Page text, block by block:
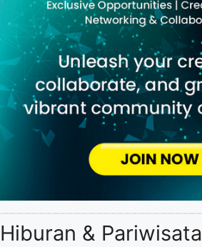
Hiburan & Pariwisata